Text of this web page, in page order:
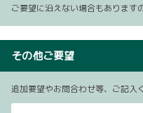
ご要望に沿えない場合もあります
その他ご要望
追加要望やお問合わせ等、ご記入